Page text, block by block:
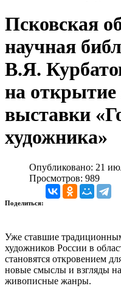
Псковская
научная
В.Я.
на открытие
выставки
художника»
Опубликовано: 21
Просмотров: 989
Поделиться:
Уже ставшие
художников России в
становятся откровением
новые смыслы и взгляды
живописные жанры.